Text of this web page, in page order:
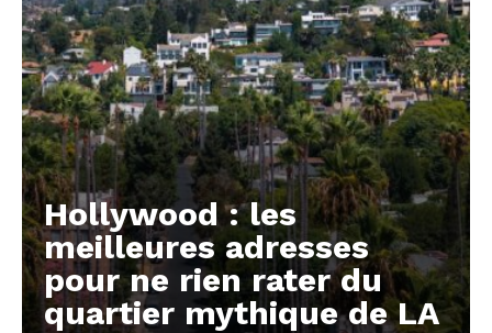
Hollywood : les
meilleures adresses
pour ne rien rater du
quartier mythique de LA